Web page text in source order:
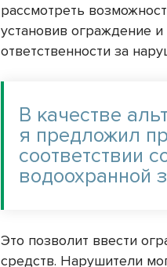
рассмотреть
установив ограждение
ответственности за
В качестве
я предложил
соответствии
водоохранной
Это позволит ввести
средств. Нарушители